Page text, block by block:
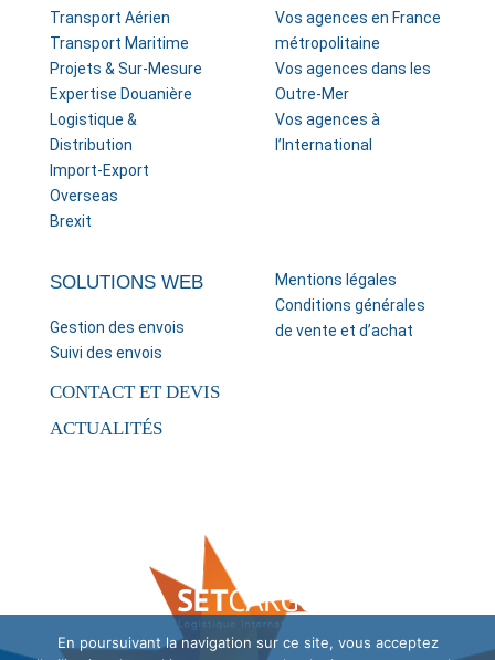
Transport Aérien
Transport Maritime
Projets & Sur-Mesure
Expertise Douanière
Logistique &
Distribution
Import-Export
Overseas
Brexit
Vos agences en France
métropolitaine
Vos agences dans les
Outre-Mer
Vos agences à
l’International
SOLUTIONS WEB
Gestion des envois
Suivi des envois
CONTACT ET DEVIS
ACTUALITÉS
Mentions légales
Conditions générales
de vente et d’achat
En poursuivant la navigation sur ce site, vous acceptez